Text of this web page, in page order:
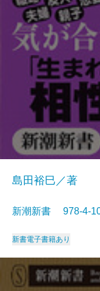
島田裕巳／著
新潮新書 978-4-
新書電子書籍あり